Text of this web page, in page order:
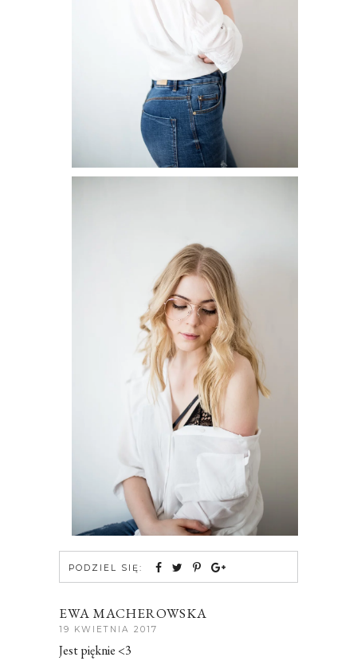
PODZIEL SIĘ:
EWA MACHEROWSKA
19 KWIETNIA 2017
Jest pięknie <3